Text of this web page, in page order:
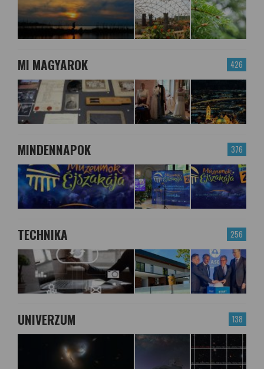
426
MI MAGYAROK
376
MINDENNAPOK
256
TECHNIKA
138
UNIVERZUM